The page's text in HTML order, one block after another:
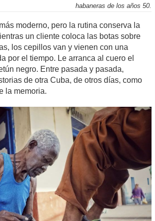
habaneras de los años 50.
moderno, pero la rutina conserva la
un cliente coloca las botas sobre
los cepillos van y vienen con una
por el tiempo. Le arranca al cuero el
negro. Entre pasada y pasada,
de otra Cuba, de otros días, como
la memoria.